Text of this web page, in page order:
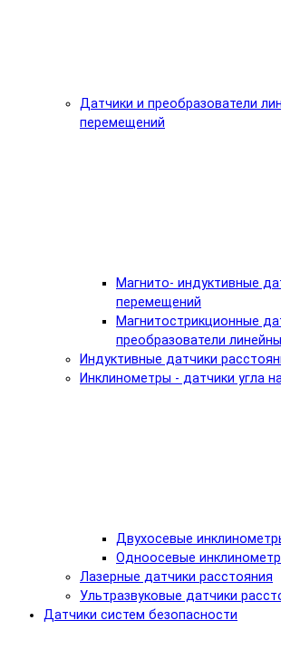
Датчики и преобразователи
перемещений
Магнито- индуктивные
перемещений
Магнитострикционные
преобразователи
Индуктивные датчики
Инклинометры - датчики угла
Двухосевые
Одноосевые
Лазерные датчики расстояния
Ультразвуковые датчики
Датчики систем безопасности